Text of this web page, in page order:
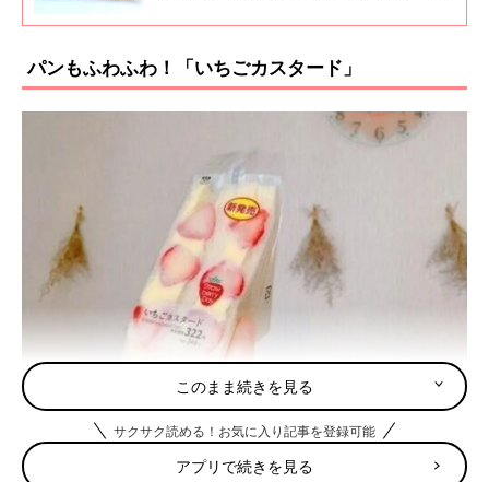
スタグラムの投稿から、今話題のイチゴの商品
パンもふわふわ！「いちごカスタード」
出典：Instagramアカウント「shirasu.o0」
このまま続きを見る
サクサク読める！お気に入り記事を登録可能
アプリで続きを見る